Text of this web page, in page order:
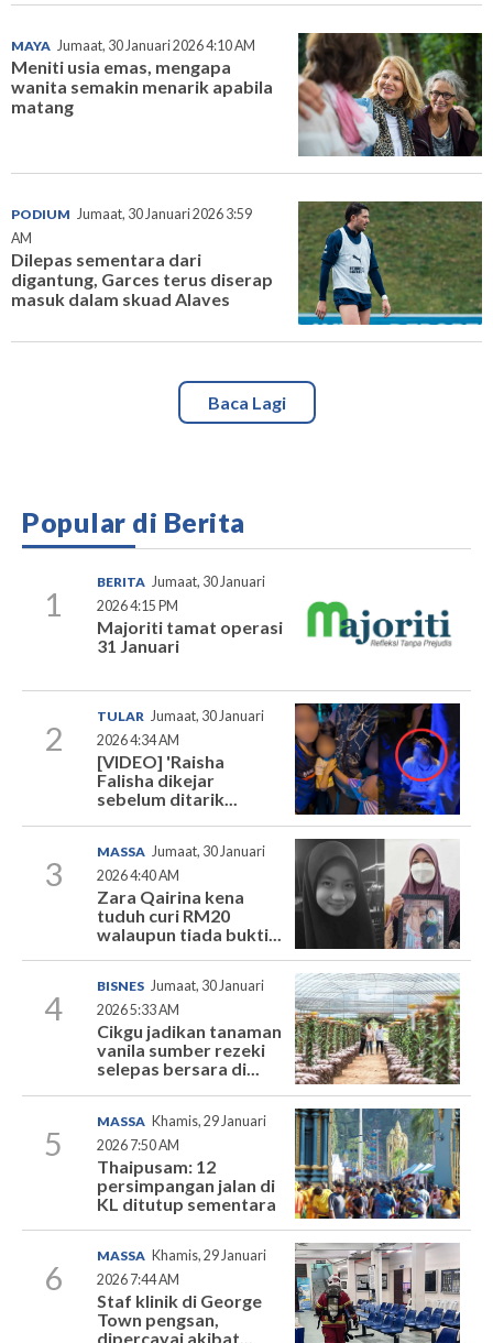
MAYA Jumaat, 30 Januari 2026 4:10 AM
Meniti usia emas, mengapa
wanita semakin menarik apabila
matang
PODIUM Jumaat, 30 Januari 2026 3:59
AM
Dilepas sementara dari
digantung, Garces terus diserap
masuk dalam skuad Alaves
Baca Lagi
Popular di Berita
1
BERITA Jumaat, 30 Januari
2026 4:15 PM
Majoriti tamat operasi
31 Januari
2
TULAR Jumaat, 30 Januari
2026 4:34 AM
[VIDEO] 'Raisha
Falisha dikejar
sebelum ditarik...
3
MASSA Jumaat, 30 Januari
2026 4:40 AM
Zara Qairina kena
tuduh curi RM20
walaupun tiada bukti...
4
BISNES Jumaat, 30 Januari
2026 5:33 AM
Cikgu jadikan tanaman
vanila sumber rezeki
selepas bersara di...
5
MASSA Khamis, 29 Januari
2026 7:50 AM
Thaipusam: 12
persimpangan jalan di
KL ditutup sementara
6
MASSA Khamis, 29 Januari
2026 7:44 AM
Staf klinik di George
Town pengsan,
dipercayai akibat...